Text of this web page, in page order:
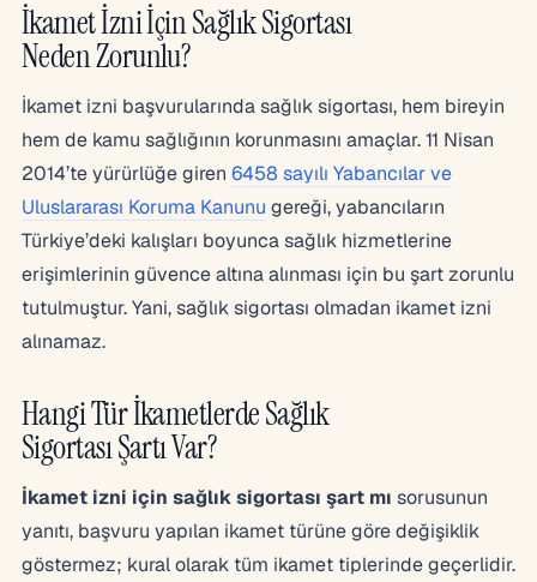
İkamet İzni İçin Sağlık Sigortası
Neden Zorunlu?
İkamet izni başvurularında sağlık sigortası, hem bireyin
hem de kamu sağlığının korunmasını amaçlar. 11 Nisan
2014’te yürürlüğe giren 6458 sayılı Yabancılar ve
Uluslararası Koruma Kanunu gereği, yabancıların
Türkiye’deki kalışları boyunca sağlık hizmetlerine
erişimlerinin güvence altına alınması için bu şart zorunlu
tutulmuştur. Yani, sağlık sigortası olmadan ikamet izni
alınamaz.
Hangi Tür İkametlerde Sağlık
Sigortası Şartı Var?
İkamet izni için sağlık sigortası şart mı sorusunun
yanıtı, başvuru yapılan ikamet türüne göre değişiklik
göstermez; kural olarak tüm ikamet tiplerinde geçerlidir.